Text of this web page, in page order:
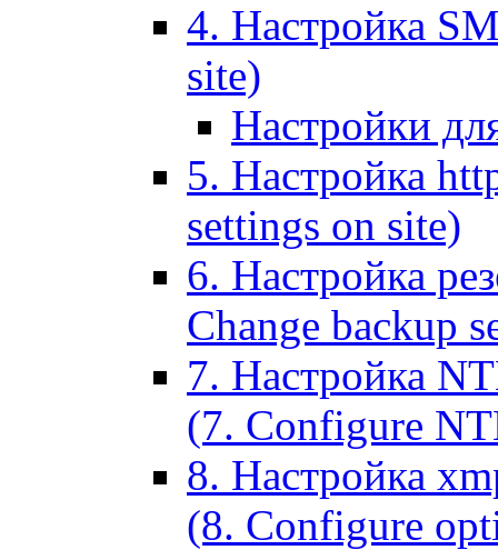
4. Настройка
site)
Настройки
5. Настройка
settings on site)
6. Настройка
Change backup
7. Настройка
(7. Configure
8. Настройка
(8. Configure